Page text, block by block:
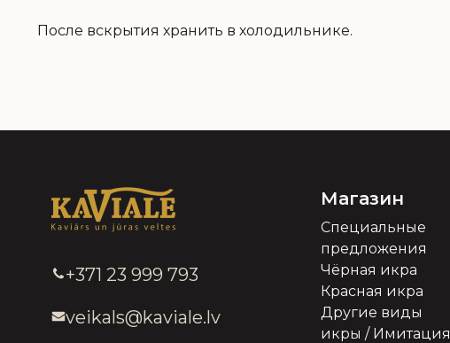
После вскрытия хранить в холодильнике.
+371 23 999 793
veikals@kaviale.lv
Магазин
Специальные
предложения
Чёрная икра
Красная икра
Другие виды
икры / Имитация